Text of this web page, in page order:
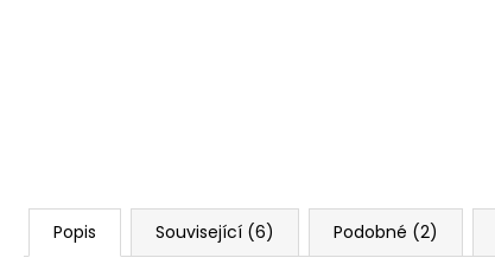
Popis Související (6) Podobné (2)